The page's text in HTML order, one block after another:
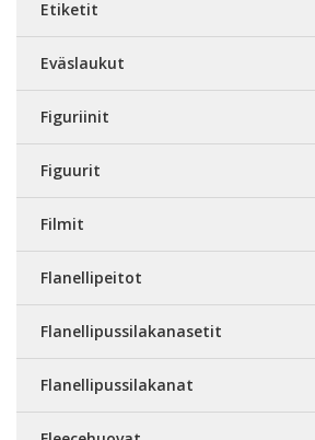
Etiketit
Eväslaukut
Figuriinit
Figuurit
Filmit
Flanellipeitot
Flanellipussilakanasetit
Flanellipussilakanat